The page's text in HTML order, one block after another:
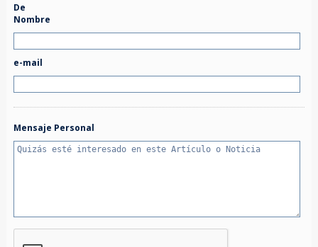
De
Nombre
e-mail
Mensaje Personal